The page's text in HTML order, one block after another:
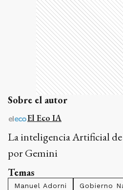
Sobre el autor
El Eco IA
La inteligencia Artificial
por Gemini
Temas
Manuel Adorni Gobierno